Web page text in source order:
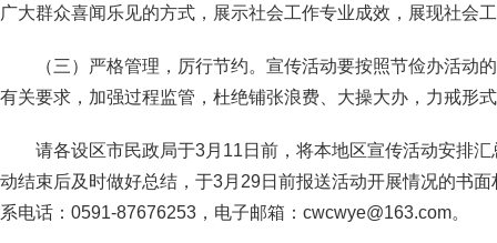
广大群众喜闻乐见的方式，展示社会工作专业成效，展现社会
（三）严格管理，厉行节约。宣传活动要按照节俭办活动
有关要求，加强过程监管，杜绝铺张浪费、大操大办，力戒形
请各设区市民政局于3月11日前，将本地区宣传活动安排
动结束后及时做好总结，于3月29日前报送活动开展情况的书
系电话：0591-87676253，电子邮箱：cwcwye@163.com。